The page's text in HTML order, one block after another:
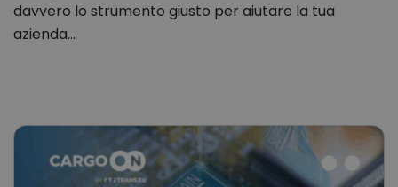
davvero lo strumento giusto per aiutare la tua
azienda…